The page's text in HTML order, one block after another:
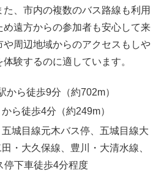
、市内の複数のバス路線も利用
遠方からの参加者も安心して来
周辺地域からのアクセスもしや
験するのに適しています。
から徒歩9分（約702m）
ら徒歩4分（約249m）
城目線元木バス停、五城目線大
・大久保線、豊川・大清水線、
停下車徒歩4分程度